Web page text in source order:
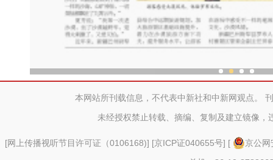
本网站所刊载信息，不代表中新社和中新网观点。
未经授权禁止转载、摘编、复制及建立镜像，
[网上传播视听节目许可证（0106168)] [京ICP证040655号] [
京公